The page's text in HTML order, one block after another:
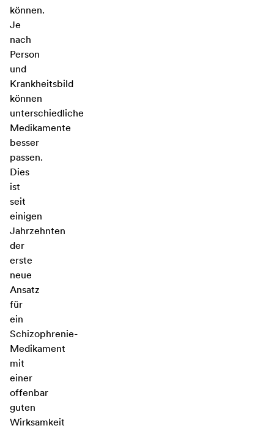
können.
Je
nach
Person
und
Krankheitsbild
können
unterschiedliche
Medikamente
besser
passen.
Dies
ist
seit
einigen
Jahrzehnten
der
erste
neue
Ansatz
für
ein
Schizophrenie-
Medikament
mit
einer
offenbar
guten
Wirksamkeit